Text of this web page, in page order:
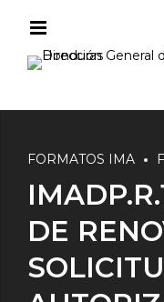
FORMATOS IMA
DE